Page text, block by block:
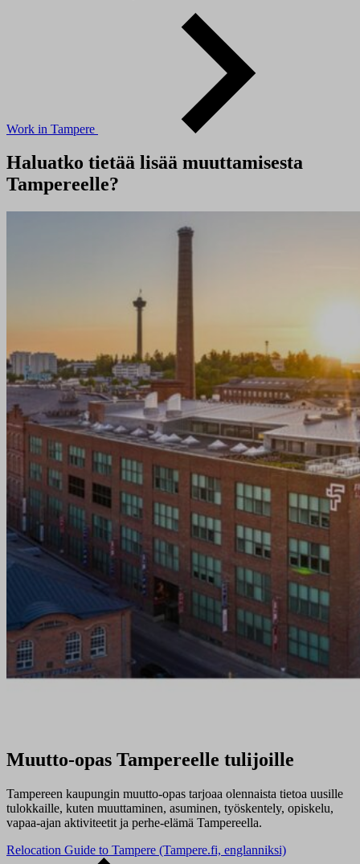
Work in Tampere
Haluatko tietää lisää muuttamisesta
Tampereelle?
Muutto-opas Tampereelle tulijoille
Tampereen kaupungin muutto-opas tarjoaa olennaista tietoa uusille
tulokkaille, kuten muuttaminen, asuminen, työskentely, opiskelu,
vapaa-ajan aktiviteetit ja perhe-elämä Tampereella.
Relocation Guide to Tampere (Tampere.fi, englanniksi)